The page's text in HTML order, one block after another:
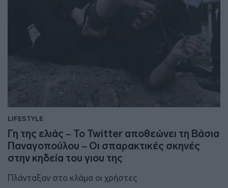
LIFESTYLE
Γη της ελιάς – Το Twitter αποθεώνει τη Βάσια
Παναγοπούλου – Οι σπαρακτικές σκηνές
στην κηδεία του γιου της
Πλάνταξαν στο κλάμα οι χρήστες